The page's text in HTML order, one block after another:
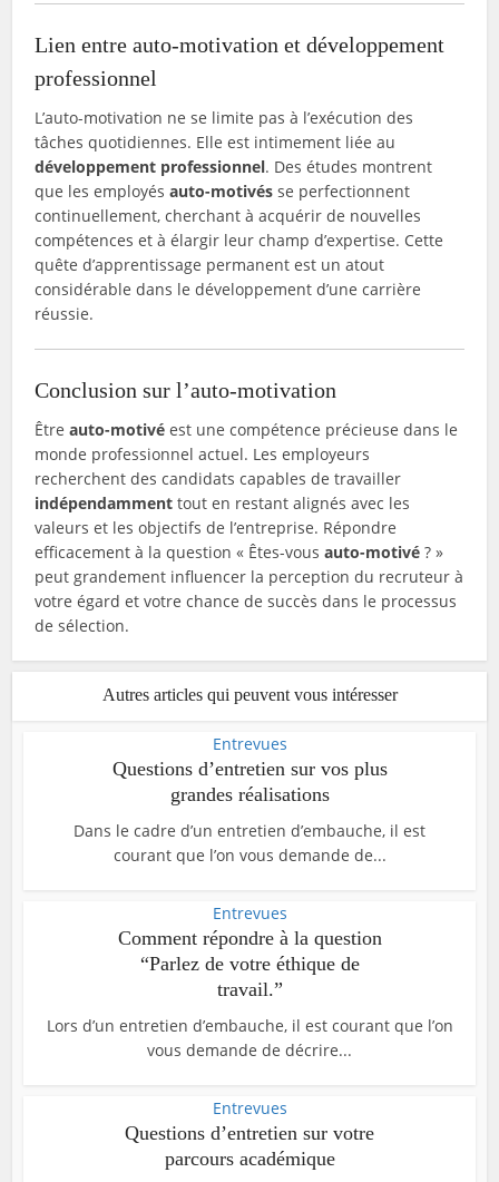
Lien entre auto-motivation et développement
professionnel
L’auto-motivation ne se limite pas à l’exécution des
tâches quotidiennes. Elle est intimement liée au
développement professionnel. Des études montrent
que les employésauto-motivés se perfectionnent
continuellement, cherchant à acquérir de nouvelles
compétences et à élargir leur champ d’expertise. Cette
quête d’apprentissage permanent est un atout
considérable dans le développement d’une carrière
réussie.
Conclusion sur l’auto-motivation
Êtreauto-motivé est une compétence précieuse dans le
monde professionnel actuel. Les employeurs
recherchent des candidats capables de travailler
indépendamment tout en restant alignés avec les
valeurs et les objectifs de l’entreprise. Répondre
efficacement à la question « Êtes-vousauto-motivé ? »
peut grandement influencer la perception du recruteur à
votre égard et votre chance de succès dans le processus
de sélection.
Autres articles qui peuvent vous intéresser
Entrevues
Questions d’entretien sur vos plus
grandes réalisations
Dans le cadre d’un entretien d’embauche, il est
courant que l’on vous demande de...
Entrevues
Comment répondre à la question
“Parlez de votre éthique de
travail.”
Lors d’un entretien d’embauche, il est courant que l’on
vous demande de décrire...
Entrevues
Questions d’entretien sur votre
parcours académique